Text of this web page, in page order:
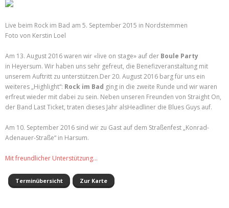
Live beim Rock im Bad am 5. September 2015 in Nordstemmen
Foto von Kerstin Loel
Am 13. August 2016 waren wir «live on stage» auf der Boule Party
in Heyersum. Wir haben uns sehr gefreut, die Benefizveranstaltung mit
unserem Auftritt zu unterstützen.Der 20. August 2016 barg für uns ein
weiteres „Highlight“: Rock im Bad ging in die zweite Runde und wir waren
erfreut wieder mit dabei zu sein. Neben unseren Freunden von Straight On,
der Band Last Ticket, traten dieses Jahr alsHeadliner die Blues Guys auf.
Am 10. September 2016 sind wir zu Gast auf dem Straßenfest „Konrad-
Adenauer-Straße“ in Harsum.
Mit freundlicher Unterstützung…
Terminübersicht Zur Karte